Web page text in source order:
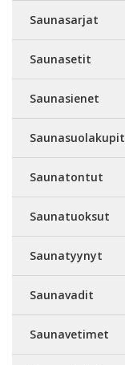
Saunasarjat
Saunasetit
Saunasienet
Saunasuolakupit
Saunatontut
Saunatuoksut
Saunatyynyt
Saunavadit
Saunavetimet